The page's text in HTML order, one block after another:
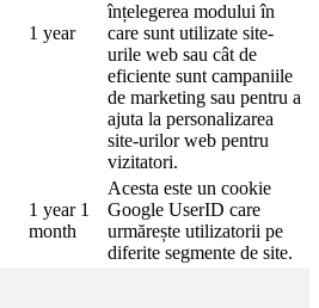
1 year
înțelegerea modului în
care sunt utilizate site-
urile web sau cât de
eficiente sunt campaniile
de marketing sau pentru a
ajuta la personalizarea
site-urilor web pentru
vizitatori.
1 year 1
month
Acesta este un cookie
Google UserID care
urmărește utilizatorii pe
diferite segmente de site.